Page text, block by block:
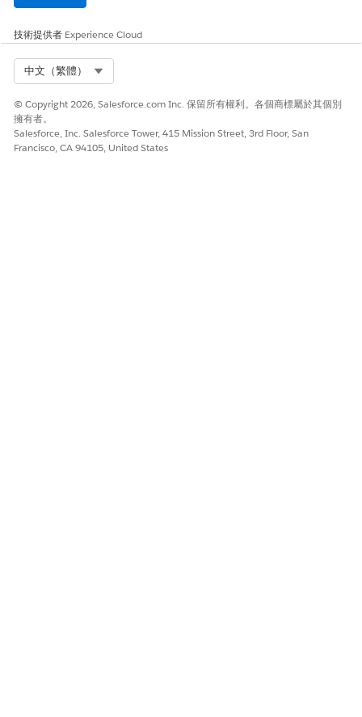
技術提供者 Experience Cloud
中文（繁體）
© Copyright 2026, Salesforce.com Inc. 保留所有權利。各個商標屬於其個別
擁有者。
Salesforce, Inc. Salesforce Tower, 415 Mission Street, 3rd Floor, San
Francisco, CA 94105, United States